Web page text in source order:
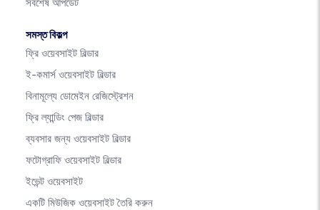
সর্বশেষ আপডেট
সমস্ত বিকল্প
ফ্রি ওয়েবসাইট বিল্ডার
ই-কমার্স ওয়েবসাইট বিল্ডার
বিনামূল্যে ডোমেইন রেজিস্ট্রেশন
ফ্রি ল্যান্ডিং পেজ বিল্ডার
ব্যবসার জন্য ওয়েবসাইট বিল্ডার
ফটোগ্রাফি ওয়েবসাইট বিল্ডার
ইভেন্ট ওয়েবসাইট
একটি মিউজিক ওয়েবসাইট তৈরি করুন